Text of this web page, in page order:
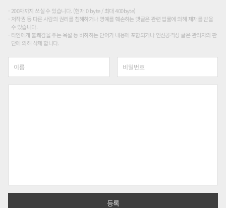
200자까지 쓰실 수 있습니다. (현재 0 byte / 최대 400byte)
저작권 등 다른 사람의 권리를 침해하거나 명예를 훼손하는 댓글은 관련 법률에 의해 제재를 받을
수 있습니다.
타인에게 불쾌감을 주는 욕설 등 비하하는 단어가 내용에 포함되거나 인신공격성 글은 관리자의 판
단에 의해 삭제 합니다.